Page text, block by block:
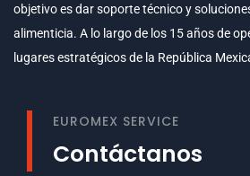
objetivo es dar soporte técnico y
alimenticia. A lo largo de los 15 años de
lugares estratégicos de la República
EUROMEX SERVICE
Contáctanos